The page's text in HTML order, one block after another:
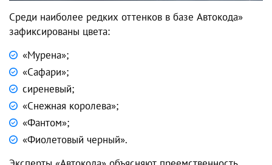
Среди наиболее редких оттенков в базе Автокода»
зафиксированы цвета:
«Мурена»;
«Сафари»;
сиреневый;
«Снежная королева»;
«Фантом»;
«Фиолетовый черный».